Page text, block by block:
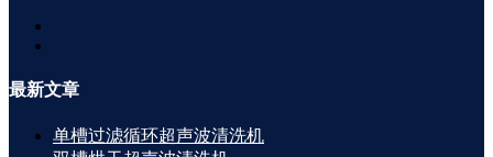
最新文章
单槽过滤循环超声波清洗机